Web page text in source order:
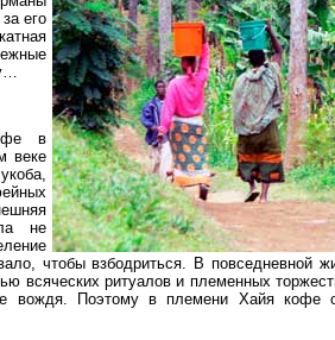
его
в
веке
не
чтобы взбодриться. В повседневной
всяческих ритуалов и племенных
вождя. Поэтому в племени Хайя кофе